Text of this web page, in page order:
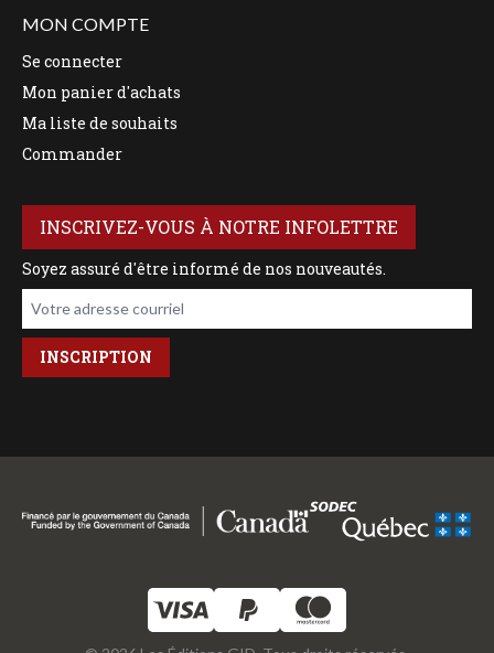
MON COMPTE
Se connecter
Mon panier d'achats
Ma liste de souhaits
Commander
INSCRIVEZ-VOUS À NOTRE INFOLETTRE
Soyez assuré d'être informé de nos nouveautés.
Votre adresse courriel